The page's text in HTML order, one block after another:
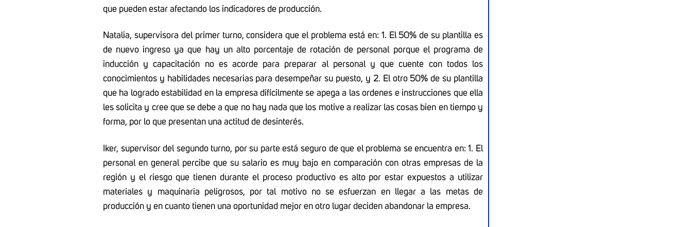
que pueden estar afectando los indicadores de producción.
Natalia, supervisora del primer turno, considera que el problema está en: 1. El 50% de su plantilla es
de nuevo ingreso ya que hay un alto porcentaje de rotación de personal porque el programa de
inducción y capacitación no es acorde para preparar al personal y que cuente con todos los
conocimientos y habilidades necesarias para desempeñar su puesto, y 2. El otro 50% de su plantilla
que ha logrado estabilidad en la empresa difícilmente se apega a las ordenes e instrucciones que ella
les solicita y cree que se debe a que no hay nada que los motive a realizar las cosas bien en tiempo y
forma, por lo que presentan una actitud de desinterés.
Iker, supervisor del segundo turno, por su parte está seguro de que el problema se encuentra en: 1. El
personal en general percibe que su salario es muy bajo en comparación con otras empresas de la
región y el riesgo que tienen durante el proceso productivo es alto por estar expuestos a utilizar
materiales y maquinaria peligrosos, por tal motivo no se esfuerzan en llegar a las metas de
producción y en cuanto tienen una oportunidad mejor en otro lugar deciden abandonar la empresa.